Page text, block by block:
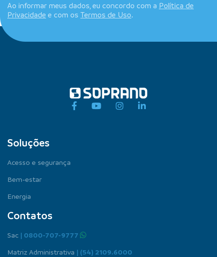
Ao informar meus dados, eu concordo com a Política de
Privacidade e com os Termos de Uso.
Soluções
Acesso e segurança
Bem-estar
Energia
Contatos
Sac | 0800-707-9777
Matriz Administrativa | (54) 2109.6000